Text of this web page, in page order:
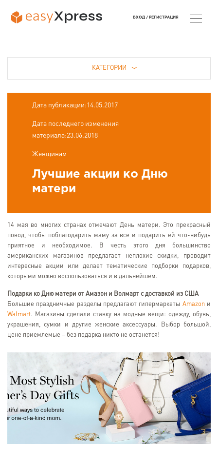
КАТЕГОРИИ
Дата публикации:14.05.2017
Дата последнего изменения
материала:23.06.2018
Женщинам
Лучшие акции ко Дню
матери
14 мая во многих странах отмечают День матери. Это прекрасный
повод, чтобы поблагодарить маму за все и подарить ей что-нибудь
приятное и необходимое. В честь этого дня большинство
американских магазинов предлагает неплохие скидки, проводит
интересные акции или делает тематические подборки подарков,
которыми можно воспользоваться и в дальнейшем.
Подарки ко Дню матери от Амазон и Волмарт с доставкой из США
Большие праздничные разделы предлагают гипермаркеты Amazonи
Walmart. Магазины сделали ставку на модные вещи: одежду, обувь,
украшения, сумки и другие женские аксессуары. Выбор большой,
цене приемлемые – без подарка никто не останется!
ВХОД / РЕГИСТРАЦИЯ